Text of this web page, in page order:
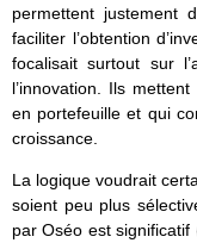
permettent
faciliter l’obtention
focalisait surtout sur
l’innovation. Ils
en portefeuille et qui
croissance.
La logique voudrait
soient peu plus
par Oséo est